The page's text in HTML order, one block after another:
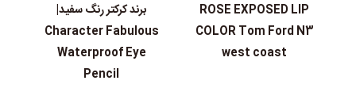
ROSE EXPOSED LIP
COLOR Tom Ford N3
west coast
برند کرکتر رنگ سفید|
Character Fabulous
Waterproof Eye
Pencil